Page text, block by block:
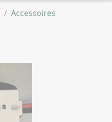
Accessoires